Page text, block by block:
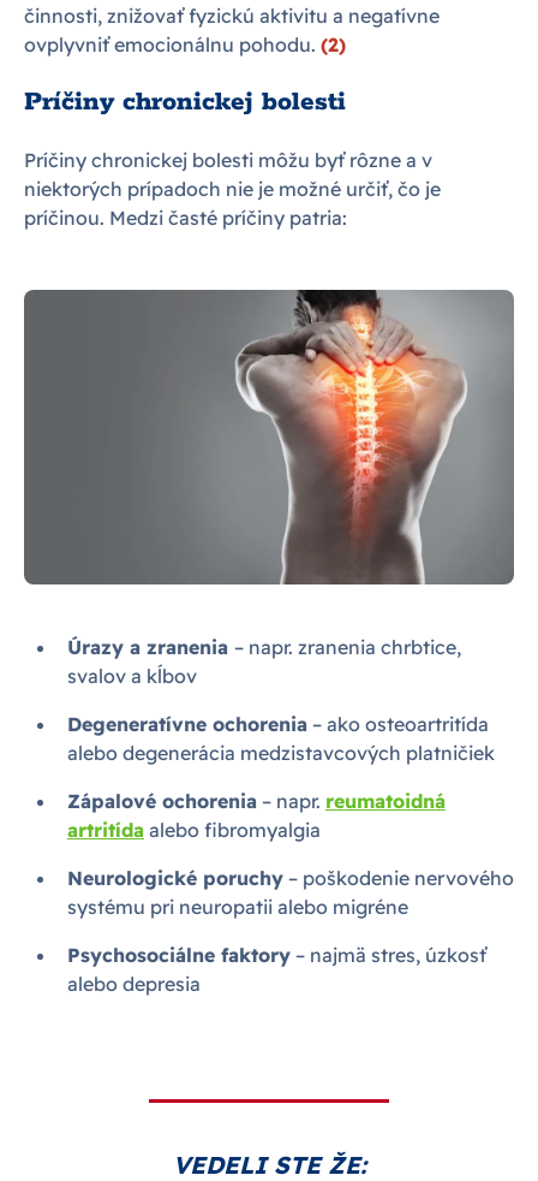
činnosti, znižovať fyzickú aktivitu a negatívne
ovplyvniť emocionálnu pohodu. (2)
Príčiny chronickej bolesti
Príčiny chronickej bolesti môžu byť rôzne a v
niektorých prípadoch nie je možné určiť, čo je
príčinou. Medzi časté príčiny patria:
Úrazy a zranenia – napr. zranenia chrbtice,
svalov a kĺbov
Degeneratívne ochorenia – ako osteoartritída
alebo degenerácia medzistavcových platničiek
Zápalové ochorenia – napr. reumatoidná
artritída alebo fibromyalgia
Neurologické poruchy – poškodenie nervového
systému pri neuropatii alebo migréne
Psychosociálne faktory – najmä stres, úzkosť
alebo depresia
VEDELI STE ŽE: